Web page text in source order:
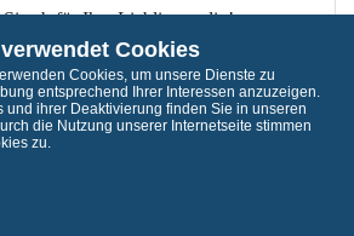
Sie ab für Ihre Lieblingsradio!
Cookies
Cookies, um unsere Dienste zu
entsprechend Ihrer Interessen anzuzeigen.
und ihrer Deaktivierung finden Sie in unseren
die Nutzung unserer Internetseite stimmen
zu.